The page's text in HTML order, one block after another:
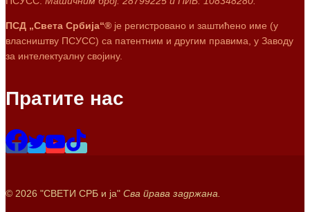
ПСД „Света Србија“® је регистровано и заштићено име (у
власништву ПСУСС) са патентним и другим правима, у Заводу
за интелектуалну својину.
Пратите нас
© 2026 "СВЕТИ СРБ и ја" Сва права задржана.